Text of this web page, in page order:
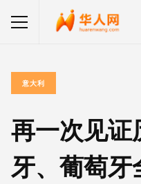
意大利
再一次见
牙、葡萄